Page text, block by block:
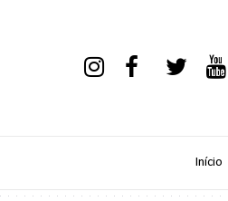
Início